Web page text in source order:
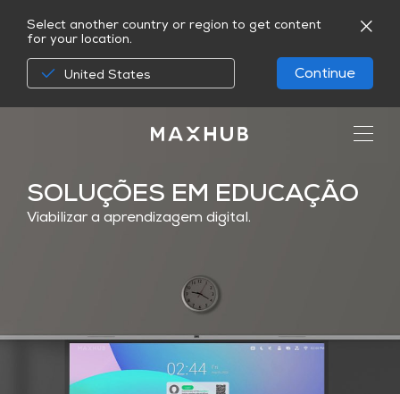
Select another country or region to get content
for your location.
United States Continue
SOLUÇÕES EM EDUCAÇÃO
Viabilizar a aprendizagem digital.